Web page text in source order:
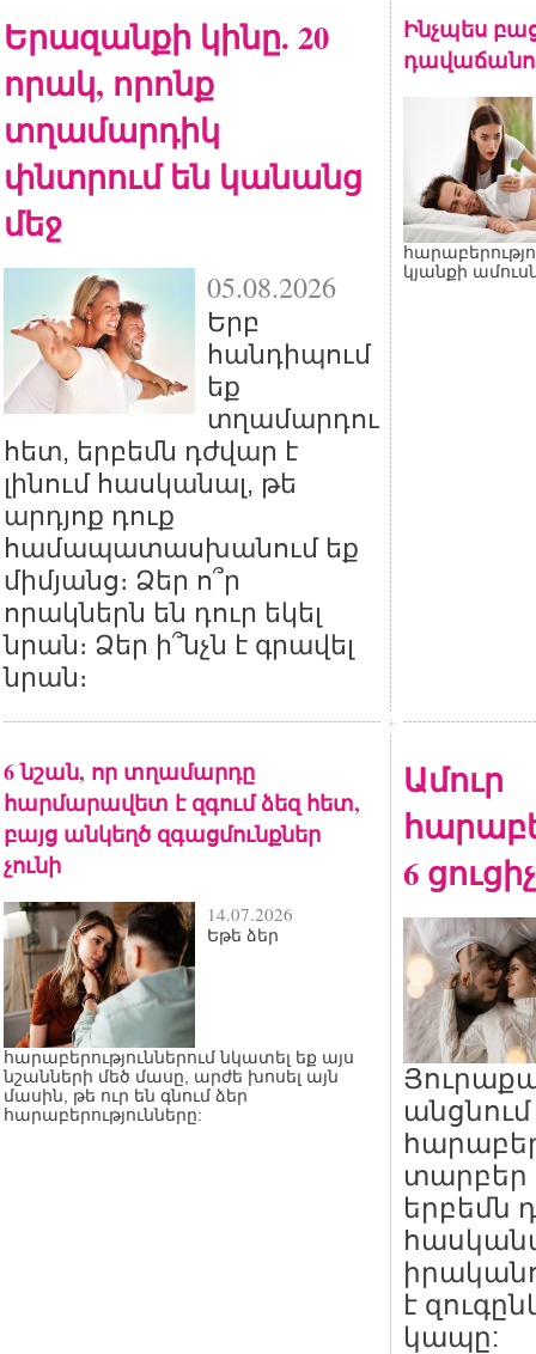
Երազանքի կինը. 20
որակ, որոնք
տղամարդիկ
փնտրում են կանանց
մեջ
05.08.2026
Երբ
հանդիպում
եք
տղամարդու
հետ, երբեմն դժվար է
լինում հասկանալ, թե
արդյոք դուք
համապատասխանում եք
միմյանց։ Ձեր ո՞ր
որակներն են դուր եկել
նրան։ Ձեր ի՞նչն է գրավել
նրան։
Ինչպես
կյանքի
6 նշան, որ տղամարդը
հարմարավետ է զգում ձեզ հետ,
բայց անկեղծ զգացմունքներ
չունի
14.07.2026
Եթե ձեր
հարաբերություններում նկատել եք այս
նշանների մեծ մասը, արժե խոսել այն
մասին, թե ուր են գնում ձեր
հարաբերությունները:
Ամուր
6 ցուցիչ
անցնում
տարբեր
երբեմն
է
կապը: